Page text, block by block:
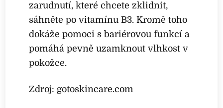
zarudnutí, které chcete zklidnit,
sáhněte po vitamínu B3. Kromě toho
dokáže pomoci s bariérovou funkcí a
pomáhá pevně uzamknout vlhkost v
pokožce.
Zdroj: gotoskincare.com